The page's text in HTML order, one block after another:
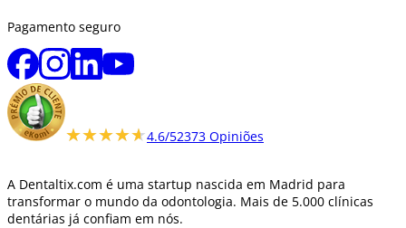
Pagamento seguro
★★★★★
★★★★★4.6/52373 Opiniões
A Dentaltix.com é uma startup nascida em Madrid para
transformar o mundo da odontologia. Mais de 5.000 clínicas
dentárias já confiam em nós.